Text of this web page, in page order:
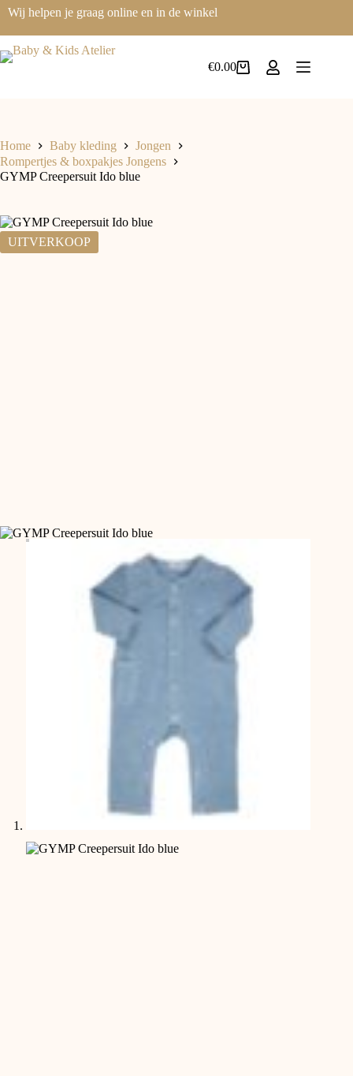
Ga
naar
de
inhoud
Wij helpen je graag online en in de winkel
Winkelwagen
€0.00
Home Baby kleding
Jongen
Rompertjes & boxpakjes Jongens
GYMP Creepersuit Ido blue
UITVERKOOP